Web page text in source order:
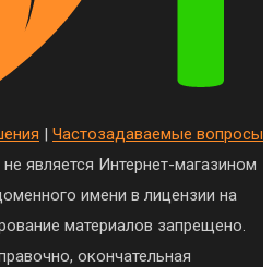
| Частозадаваемые вопросы
является Интернет-магазином
имени в лицензии на
материалов запрещено.
окончательная